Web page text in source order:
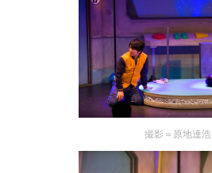
撮影＝原地達浩